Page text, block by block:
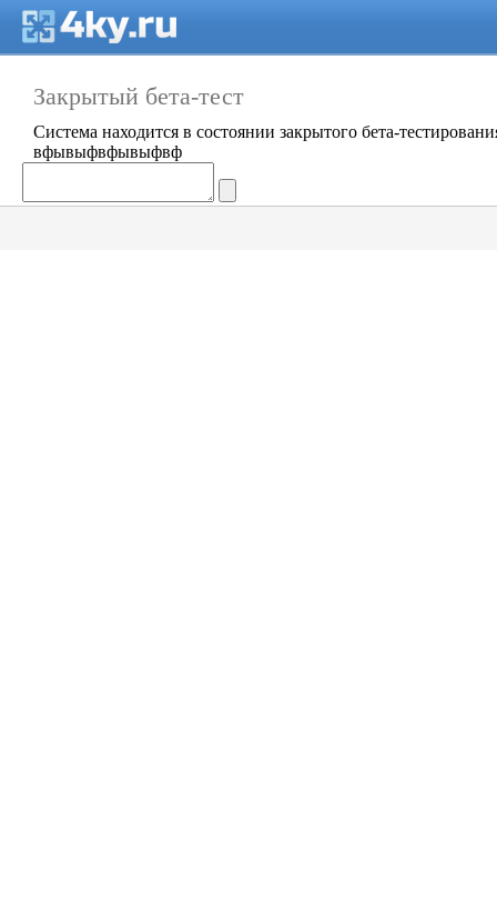
Закрытый бета-тест
Система находится в состоянии закрытого бета-
вфывыфвфывыфвф